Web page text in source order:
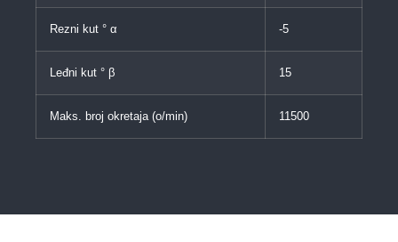
Rezni kut ° α -5
Leđni kut ° β 15
Maks. broj okretaja (o/min) 11500